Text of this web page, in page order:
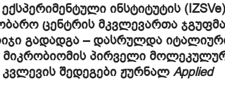
ინსტიტუტის (IZSVe)
ცენტრის მკვლევართა ჯგუფმა
გადადგა – დასრულდა
მიკრობიომის პირველი
შედეგები ჟურნალ Applied